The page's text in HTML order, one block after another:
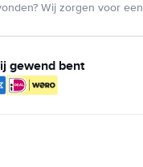
Wij zorgen voor
gewend bent